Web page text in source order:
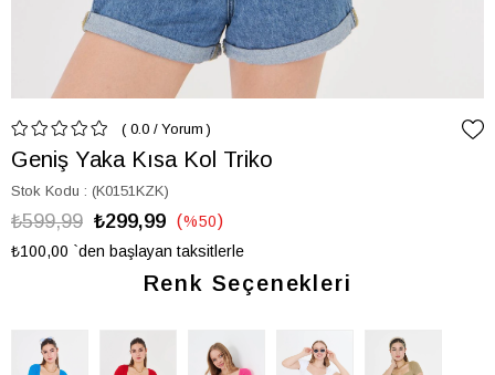
0.0 / Yorum
Geniş Yaka Kısa Kol Triko
Stok Kodu (K0151KZK)
₺599,99 ₺299,99 %50
İndirim
₺100,00 `den başlayan taksitlerle
Renk Seçenekleri